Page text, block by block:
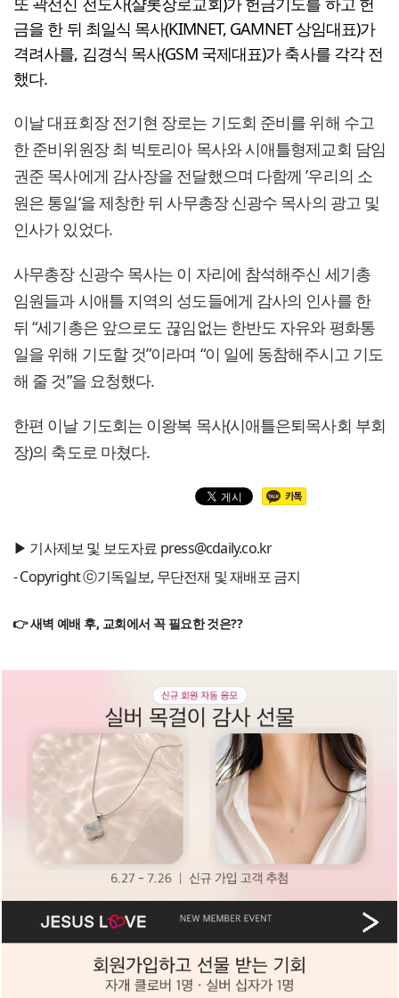
금을 한 뒤 최일식 목사(KIMNET, GAMNET 상임대표)가
격려사를, 김경식 목사(GSM 국제대표)가 축사를 각각 전
했다.
이날 대표회장 전기현 장로는 기도회 준비를 위해 수고
한 준비위원장 최 빅토리아 목사와 시애틀형제교회 담임
권준 목사에게 감사장을 전달했으며 다함께 ’우리의 소
원은 통일‘을 제창한 뒤 사무총장 신광수 목사의 광고 및
인사가 있었다.
사무총장 신광수 목사는 이 자리에 참석해주신 세기총
임원들과 시애틀 지역의 성도들에게 감사의 인사를 한
뒤 “세기총은 앞으로도 끊임없는 한반도 자유와 평화통
일을 위해 기도할 것”이라며 “이 일에 동참해주시고 기도
해 줄 것”을 요청했다.
한편 이날 기도회는 이왕복 목사(시애틀은퇴목사회 부회
장)의 축도로 마쳤다.
▶ 기사제보 및 보도자료 press@cdaily.co.kr
- Copyright ⓒ기독일보, 무단전재 및 재배포 금지
👉 새벽 예배 후, 교회에서 꼭 필요한 것은??